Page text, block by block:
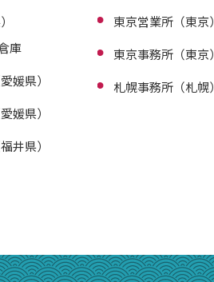
庫
媛県）
媛県）
井県）
東京営業所（東京）
東京事務所（東京）
札幌事務所（札幌）